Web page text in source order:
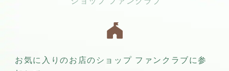
お気に入りのお店のショップ ファンクラブに参